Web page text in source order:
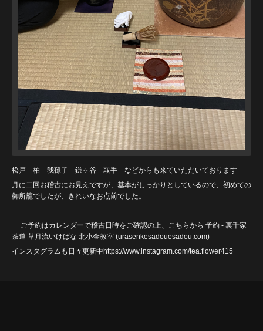
松戸 柏 我孫子 鎌ヶ谷 取手 などからも来ていただいております
月に二回お稽古にお見えですが、基本がしっかりとしているので、初めての
御所籠でしたが、きれいなお点前でした。
ご予約はカレンダーで稽古日時をご確認の上、こちらから 予約 - 裏千家
茶道 草月流いけばな 北小金教室 (urasenkesadouesadou.com)
インスタグラムも日々更新中https://www.instagram.com/tea.flower415